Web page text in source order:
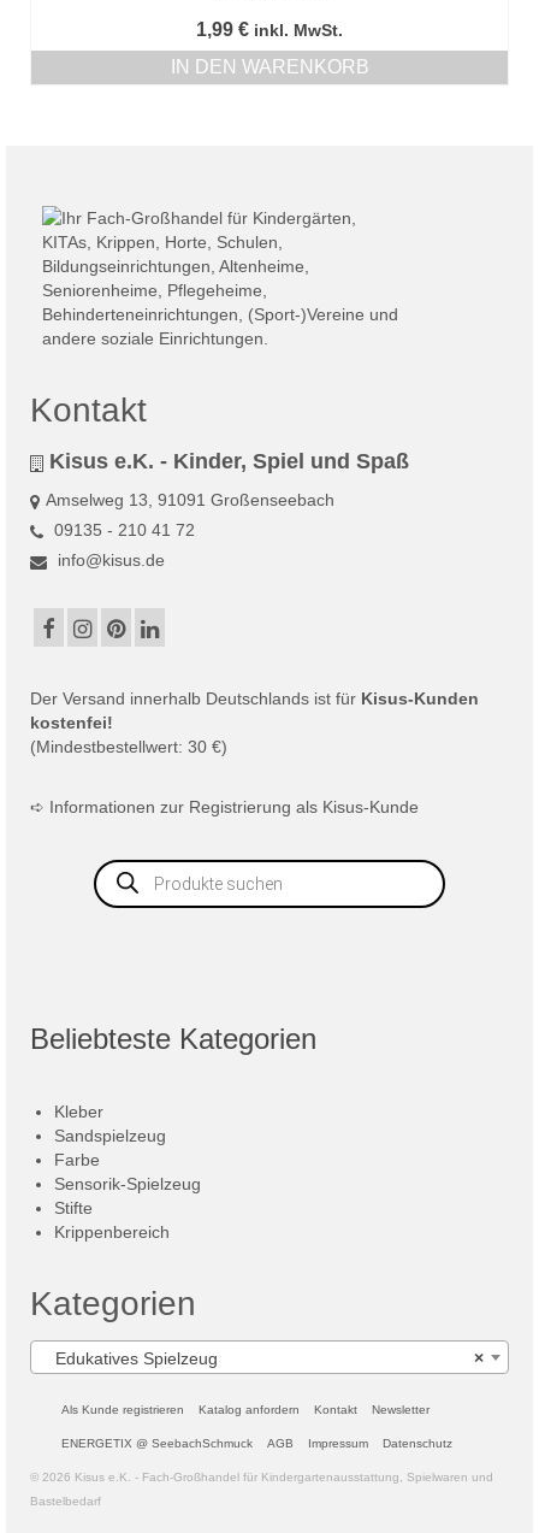
1,99 € inkl. MwSt.
IN DEN WARENKORB
Kontakt
Kisus e.K. - Kinder, Spiel und Spaß
Amselweg 13, 91091 Großenseebach
09135 - 210 41 72
info@kisus.de
Der Versand innerhalb Deutschlands ist für Kisus-Kunden
kostenfei!
(Mindestbestellwert: 30 €)
➪ Informationen zur Registrierung als Kisus-Kunde
Products
search
Beliebteste Kategorien
Kleber
Sandspielzeug
Farbe
Sensorik-Spielzeug
Stifte
Krippenbereich
Kategorien
×
Edukatives Spielzeug
Als Kunde registrieren Katalog anfordern Kontakt Newsletter
ENERGETIX @ SeebachSchmuck AGB Impressum Datenschutz
© 2026 Kisus e.K. - Fach-Großhandel für Kindergartenausstattung, Spielwaren und
Bastelbedarf